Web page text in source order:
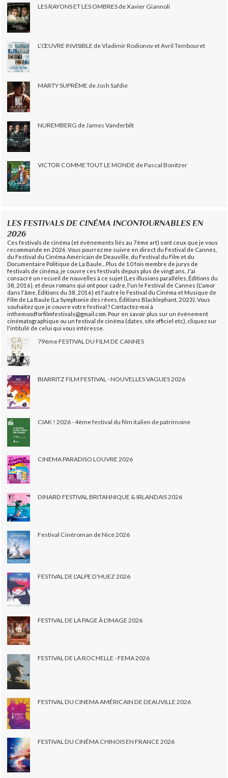
LES RAYONS ET LES OMBRES de Xavier Giannoli
L’ŒUVRE INVISIBLE de Vladimir Rodionov et Avril Tembouret
MARTY SUPRÊME de Josh Safdie
NUREMBERG de James Vanderbilt
VICTOR COMME TOUT LE MONDE de Pascal Bonitzer
LES FESTIVALS DE CINÉMA INCONTOURNABLES EN
2026
Ces festivals de cinéma (et évènements liés au 7ème art) sont ceux que je vous
recommande en 2026. Vous pourrez me suivre en direct du Festival de Cannes,
du Festival du Cinéma Américain de Deauville, du Festival du Film et du
Documentaire Politique de La Baule... Plus de 10 fois membre de jurys de
festivals de cinéma, je couvre ces festivals depuis plus de vingt ans. J'ai
consacré un recueil de nouvelles à ce sujet (Les illusions parallèles, Éditions du
38, 2016), et deux romans qui ont pour cadre, l'un le Festival de Cannes (L'amor
dans l'âme, Éditions du 38, 2016) et l'autre le Festival du Cinéma et Musique de
Film de La Baule (La Symphonie des rêves, Éditions Blacklephant, 2023). Vous
souhaitez que je couvre votre festival ? Contactez-moi à
inthemoodforfilmfestivals@gmail.com. Pour en savoir plus sur un évènement
cinématographique ou un festival de cinéma (dates, site officiel etc), cliquez sur
l'intitulé de celui qui vous intéresse.
79ème FESTIVAL DU FILM DE CANNES
BIARRITZ FILM FESTIVAL - NOUVELLES VAGUES 2026
CIAK ! 2026 - 4ème festival du film italien de patrimoine
CINEMA PARADISO LOUVRE 2026
DINARD FESTIVAL BRITANNIQUE & IRLANDAIS 2026
Festival Cinéroman de Nice 2026
FESTIVAL DE L'ALPE D'HUEZ 2026
FESTIVAL DE LA PAGE À L'IMAGE 2026
FESTIVAL DE LA ROCHELLE - FEMA 2026
FESTIVAL DU CINEMA AMÉRICAIN DE DEAUVILLE 2026
FESTIVAL DU CINÉMA CHINOIS EN FRANCE 2026